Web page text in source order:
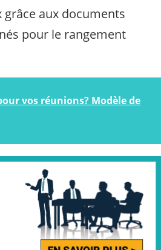
grâce aux documents
pour le rangement
vos réunions? Modèle de